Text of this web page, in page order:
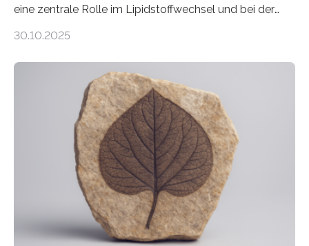
eine zentrale Rolle im Lipidstoffwechsel und bei der
erfüllen können, müssen zahlreiche Enzyme präzise in
der Ruhr-Universität Bochum um Prof. Dr. Ralf Erdmann
und Dr. Ismaila Francis Yusuf hat nun einen bislang
unbekannten Qualitätskontrollmechanismus des
peroxisomalen Proteintransports in der Bäckerhefe
Saccharomyces cerevisiae entdeckt, der für die
Funktionsfähigkeit der Organellen entscheidend ist. Die
Studie wurde am 28. Oktober 2025 in der
Fachzeitschrift…
30.10.2025